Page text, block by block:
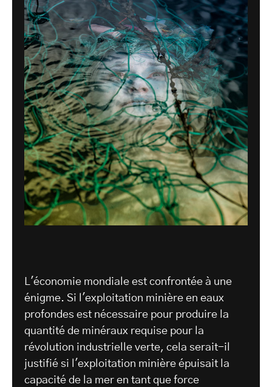
L'économie mondiale est confrontée à une
énigme. Si l'exploitation minière en eaux
profondes est nécessaire pour produire la
quantité de minéraux requise pour la
révolution industrielle verte, cela serait-il
justifié si l'exploitation minière épuisait la
capacité de la mer en tant que force